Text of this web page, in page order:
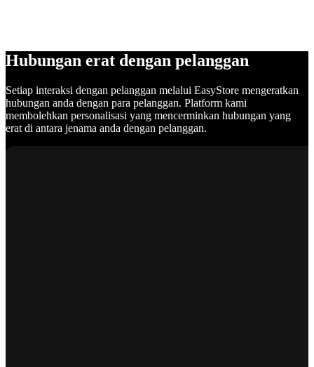
Hubungan erat dengan pelanggan
Setiap interaksi dengan pelanggan melalui EasyStore mengeratkan
hubungan anda dengan para pelanggan. Platform kami
membolehkan personalisasi yang mencerminkan hubungan yang
erat di antara jenama anda dengan pelanggan.